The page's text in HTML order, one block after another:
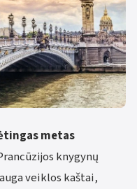
metas
knygynų
veiklos kaštai,